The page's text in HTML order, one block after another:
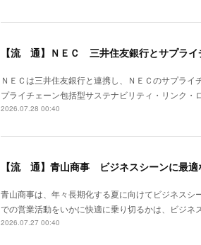
【流 通】ＮＥＣ 三井住友銀行とサプライ
ＮＥＣは三井住友銀行と連携し、ＮＥＣのサプラ
プライチェーン包括型サステナビリティ・リンク
2026.07.28 00:40
【流 通】青山商事 ビジネスシーンに最適
青山商事は、年々長期化する夏に向けてビジネス
での営業活動をいかに快適に乗り切るかは、ビジ
2026.07.27 00:40